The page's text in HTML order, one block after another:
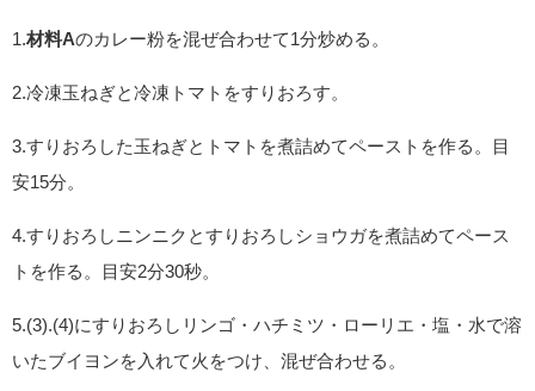
1. 材料Aのカレー粉を混ぜ合わせて1分炒める。
2.冷凍玉ねぎと冷凍トマトをすりおろす。
3.すりおろした玉ねぎとトマトを煮詰めてペーストを作る。目
安15分。
4.すりおろしニンニクとすりおろしショウガを煮詰めてペース
トを作る。目安2分30秒。
5.(3).(4)にすりおろしリンゴ・ハチミツ・ローリエ・塩・水で溶
いたブイヨンを入れて火をつけ、混ぜ合わせる。